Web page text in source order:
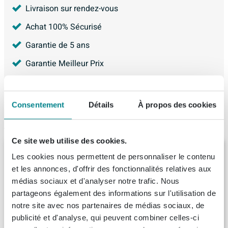
Consentement Détails À propos des cookies
Ce site web utilise des cookies.
Les cookies nous permettent de personnaliser le contenu
et les annonces, d'offrir des fonctionnalités relatives aux
médias sociaux et d'analyser notre trafic. Nous
partageons également des informations sur l'utilisation de
notre site avec nos partenaires de médias sociaux, de
publicité et d'analyse, qui peuvent combiner celles-ci
Livraison sur rendez-vous
Achat 100% Sécurisé
Garantie de 5 ans
Garantie Meilleur Prix
Articles similaires
Saniclass Prime Armoire miroir -
60x63x16cm - incluant panneaux latéraux -
chêne clair
1 - 2 semaines
362,69